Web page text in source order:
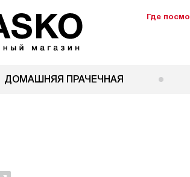
Где
ДОМАШНЯЯ ПРАЧЕЧНАЯ